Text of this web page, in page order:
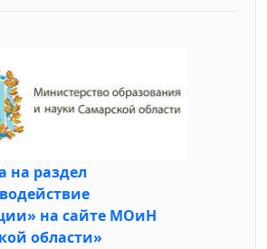
на раздел
на сайте МОиН
области»